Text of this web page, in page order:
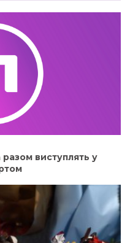
разом виступлять у